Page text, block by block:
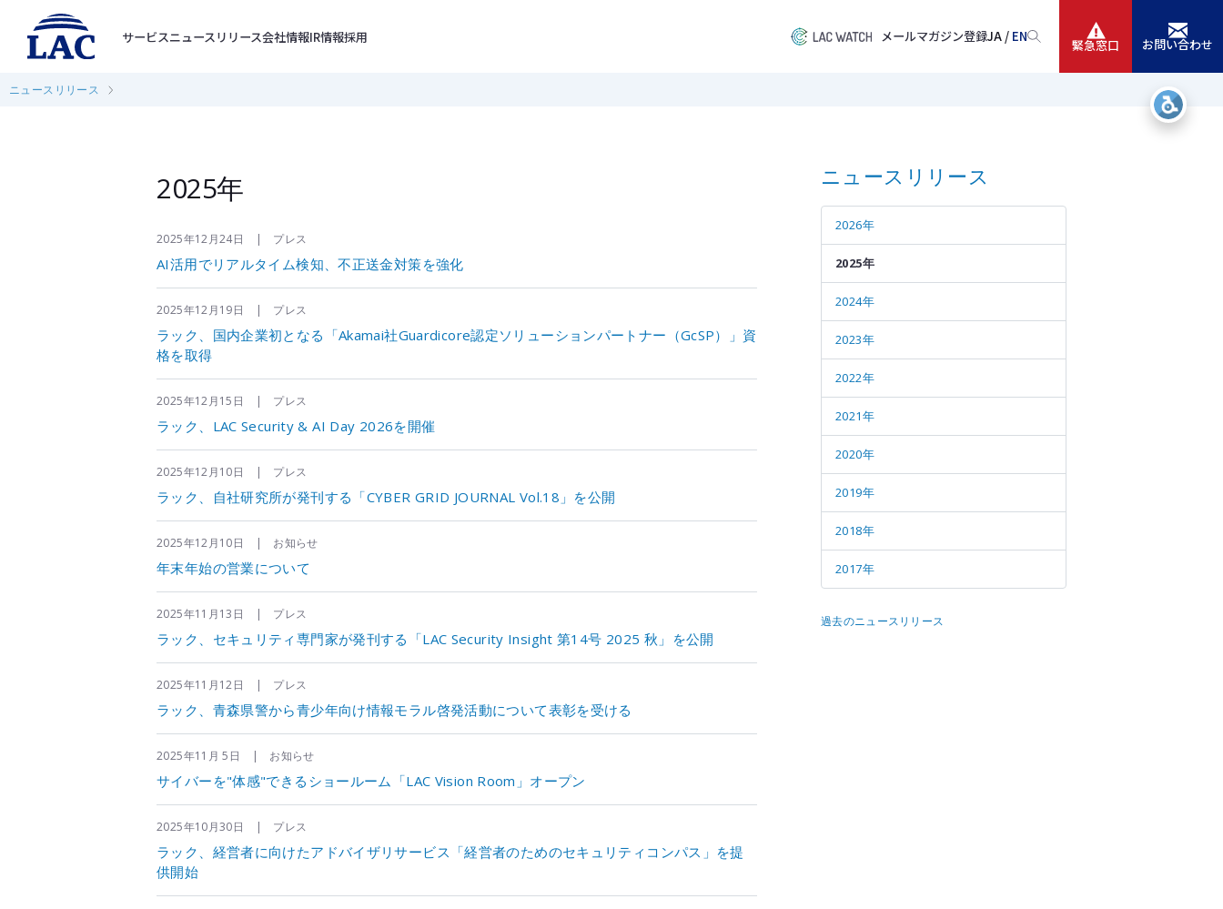
サービスニュースリリース会社情報IR情報採用 メールマガジン登録JA / EN 緊急窓口 お問い合わせ
会社情報
採用
ニュースリリース
2025年
2025年12月24日 | プレス
AI活用でリアルタイム検知、不正送金対策を強化
2025年12月19日 | プレス
ラック、国内企業初となる「Akamai社Guardicore認定ソリューションパートナー（GcSP）」資
格を取得
2025年12月15日 | プレス
ラック、LAC Security & AI Day 2026を開催
2025年12月10日 | プレス
ラック、自社研究所が発刊する「CYBER GRID JOURNAL Vol.18」を公開
2025年12月10日 | お知らせ
年末年始の営業について
2025年11月13日 | プレス
ラック、セキュリティ専門家が発刊する「LAC Security Insight 第14号 2025 秋」を公開
2025年11月12日 | プレス
ラック、青森県警から青少年向け情報モラル啓発活動について表彰を受ける
2025年11月 5日 | お知らせ
サイバーを"体感"できるショールーム「LAC Vision Room」オープン
2025年10月30日 | プレス
ラック、経営者に向けたアドバイザリサービス「経営者のためのセキュリティコンパス」を提
供開始
ニュースリリース
2026年
2025年
2024年
2023年
2022年
2021年
2020年
2019年
2018年
2017年
過去のニュースリリース